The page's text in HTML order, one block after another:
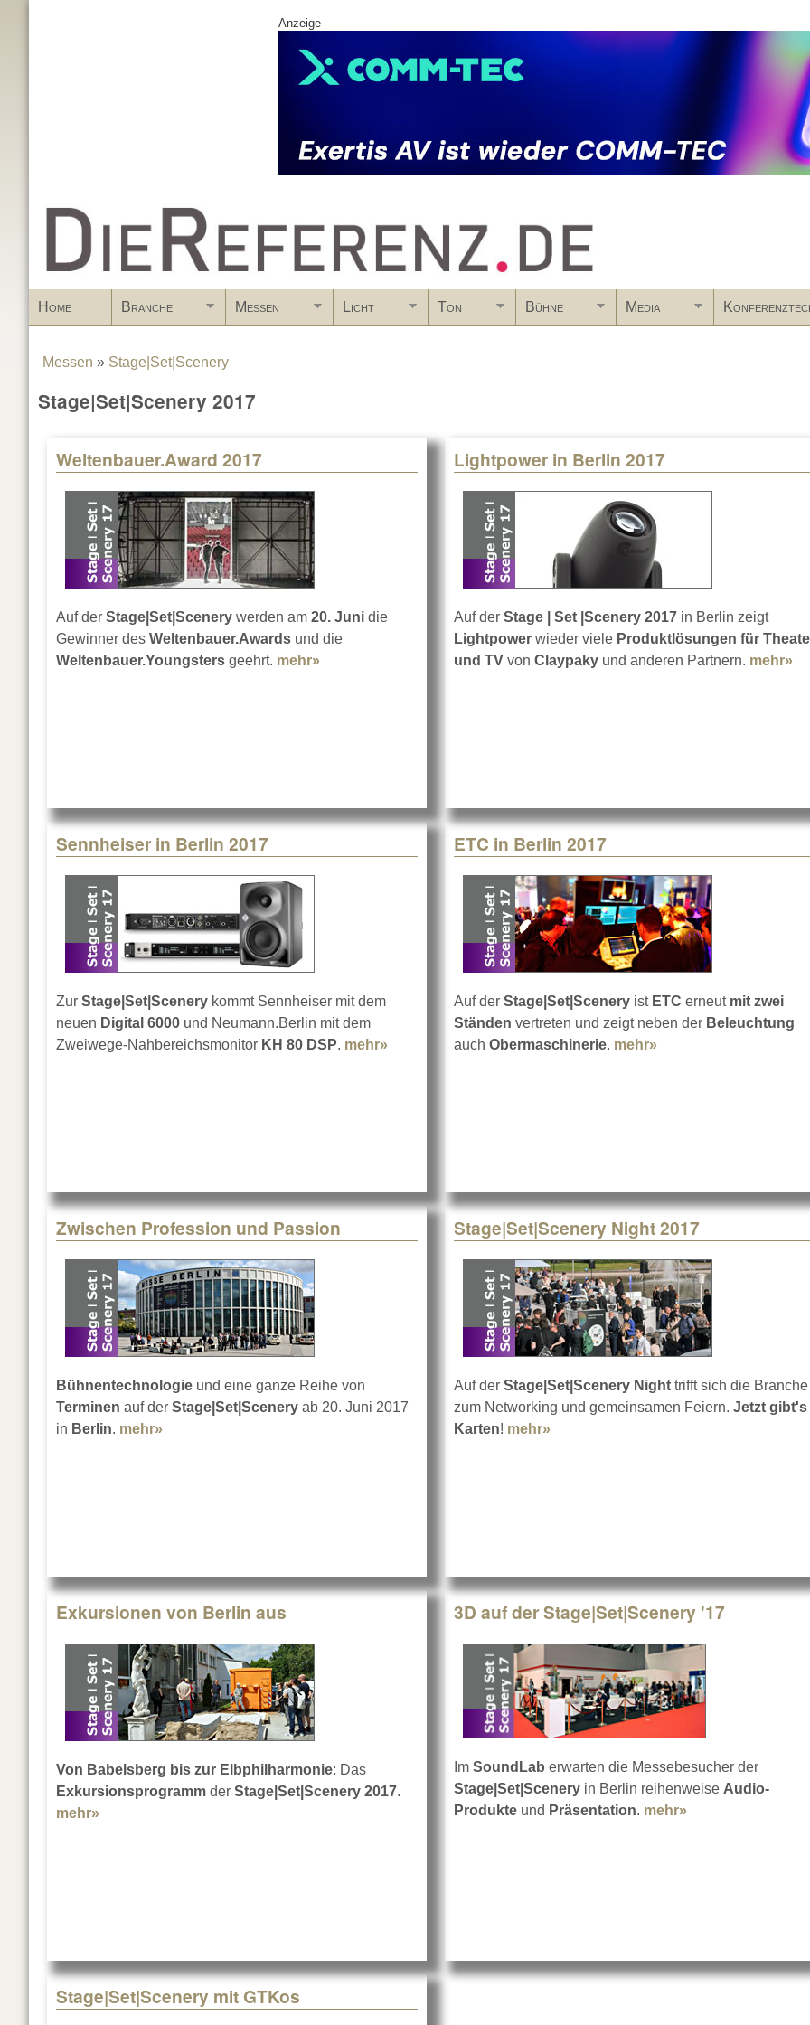
Anzeige
www.DieReferenz.de
Home Branche Messen Licht Ton Bühne Media
You are here
Messen » Stage|Set|Scenery
Stage|Set|Scenery 2017
Weltenbauer.Award 2017
Auf der Stage|Set|Scenery werden am 20. Juni die
Gewinner des Weltenbauer.Awards und die
Weltenbauer.Youngsters geehrt. mehr» about Weltenbauer.Award 2017
Lightpower in Berlin 2017
Auf der Stage | Set |Scenery 2017 in Berlin zeigt
Lightpower wieder viele Produktlösungen für
und TV von Claypaky​ und anderen Partnern. mehr»
Sennheiser in Berlin 2017
Zur Stage|Set|Scenery kommt Sennheiser mit dem
neuen Digital 6000 und Neumann.Berlin mit dem
Zweiwege-Nahbereichsmonitor KH 80 DSP. mehr» about Sennheiser in Berlin 2017
ETC in Berlin 2017
Auf der Stage|Set|Scenery ist ETC erneut mit zwei
Ständen vertreten und zeigt neben der Beleuchtung
auch Obermaschinerie. mehr»
Zwischen Profession und Passion
Bühnentechnologie und eine ganze Reihe von
Terminen auf der Stage|Set|Scenery ab 20. Juni 2017
in Berlin. mehr»
Stage|Set|Scenery Night 2017
Auf der Stage|Set|Scenery Night trifft sich die Branche
zum Networking und gemeinsamen Feiern. Jetzt gibt's
Karten! mehr»
Exkursionen von Berlin aus
Von Babelsberg bis zur Elbphilharmonie: Das
Exkursionsprogramm der Stage|Set|Scenery 2017.
mehr»
3D auf der Stage|Set|Scenery '17
Im SoundLab erwarten die Messebesucher der
Stage|Set|Scenery in Berlin reihenweise Audio-
Produkte und Präsentation. mehr» about 3D auf der
Stage|Set|Scenery mit GTKos